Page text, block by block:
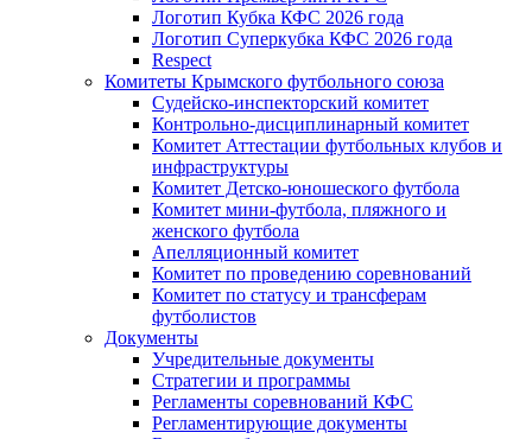
Логотип Кубка КФС 2026 года
Логотип Суперкубка КФС 2026 года
Respect
Комитеты Крымского футбольного союза
Судейско-инспекторский комитет
Контрольно-дисциплинарный комитет
Комитет Аттестации футбольных клубов и
инфраструктуры
Комитет Детско-юношеского футбола
Комитет мини-футбола, пляжного и
женского футбола
Апелляционный комитет
Комитет по проведению соревнований
Комитет по статусу и трансферам
футболистов
Документы
Учредительные документы
Стратегии и программы
Регламенты соревнований КФС
Регламентирующие документы